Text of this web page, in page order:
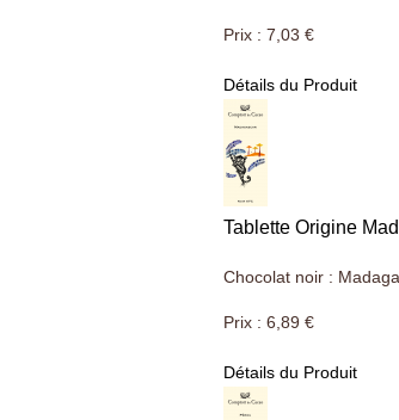
Prix : 7,03 €
Détails du Produit
Tablette Origine
Chocolat noir :
Prix : 6,89 €
Détails du Produit